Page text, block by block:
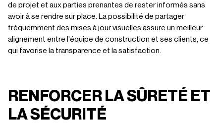
de projet et aux parties prenantes de rester informés sans
avoir à se rendre sur place. La possibilité de partager
fréquemment des mises à jour visuelles assure un meilleur
alignement entre l'équipe de construction et ses clients, ce
qui favorise la transparence et la satisfaction.
RENFORCER LA SÛRETÉ ET
LA SÉCURITÉ